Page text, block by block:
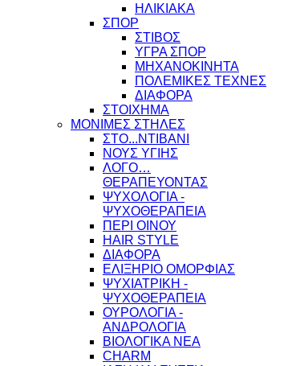
ΗΛΙΚΙΑΚΑ
ΣΠΟΡ
ΣΤΙΒΟΣ
ΥΓΡΑ ΣΠΟΡ
ΜΗΧΑΝΟΚΙΝΗΤΑ
ΠΟΛΕΜΙΚΕΣ ΤΕΧΝΕΣ
ΔΙΑΦΟΡΑ
ΣΤΟΙΧΗΜΑ
ΜΟΝΙΜΕΣ ΣΤΗΛΕΣ
ΣΤΟ...ΝΤΙΒΑΝΙ
ΝΟΥΣ ΥΓΙΗΣ
ΛΟΓΟ…
ΘΕΡΑΠΕΥΟΝΤΑΣ
ΨΥΧΟΛΟΓΙΑ -
ΨΥΧΟΘΕΡΑΠΕΙΑ
ΠΕΡΙ ΟΙΝΟΥ
HAIR STYLE
ΔΙΑΦΟΡΑ
ΕΛΙΞΗΡΙΟ ΟΜΟΡΦΙΑΣ
ΨΥΧΙΑΤΡΙΚΗ -
ΨΥΧΟΘΕΡΑΠΕΙΑ
ΟΥΡΟΛΟΓΙΑ -
ΑΝΔΡΟΛΟΓΙΑ
ΒΙΟΛΟΓΙΚΑ ΝΕΑ
CHARM